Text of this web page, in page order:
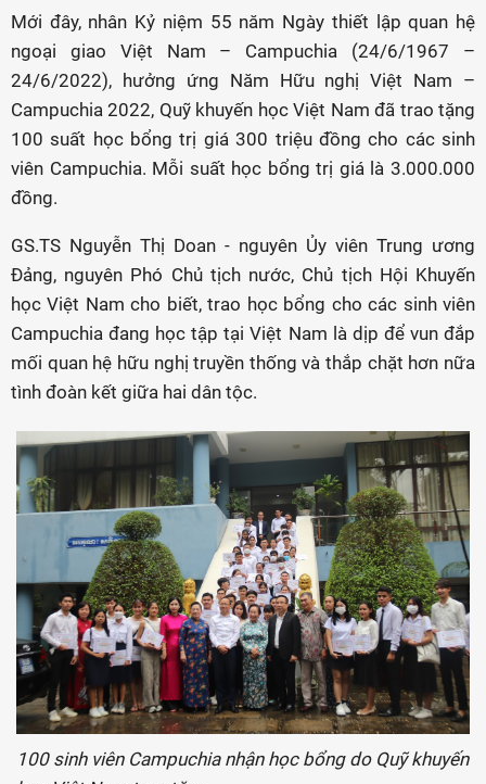
Mới đây, nhân Kỷ niệm 55 năm Ngày thiết lập quan hệ
ngoại giao Việt Nam – Campuchia (24/6/1967 –
24/6/2022), hưởng ứng Năm Hữu nghị Việt Nam –
Campuchia 2022, Quỹ khuyến học Việt Nam đã trao tặng
100 suất học bổng trị giá 300 triệu đồng cho các sinh
viên Campuchia. Mỗi suất học bổng trị giá là 3.000.000
đồng.
GS.TS Nguyễn Thị Doan - nguyên Ủy viên Trung ương
Đảng, nguyên Phó Chủ tịch nước, Chủ tịch Hội Khuyến
học Việt Nam cho biết, trao học bổng cho các sinh viên
Campuchia đang học tập tại Việt Nam là dịp để vun đắp
mối quan hệ hữu nghị truyền thống và thắp chặt hơn nữa
tình đoàn kết giữa hai dân tộc.
100 sinh viên Campuchia nhận học bổng do Quỹ khuyến